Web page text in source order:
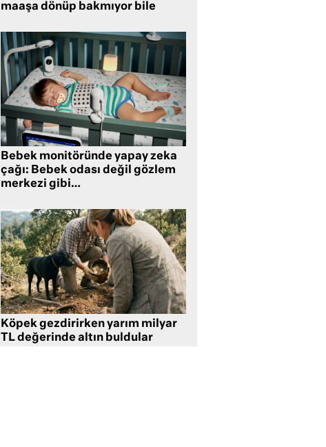
maaşa dönüp bakmıyor bile
Bebek monitöründe yapay zeka
çağı: Bebek odası değil gözlem
merkezi gibi…
Köpek gezdirirken yarım milyar
TL değerinde altın buldular